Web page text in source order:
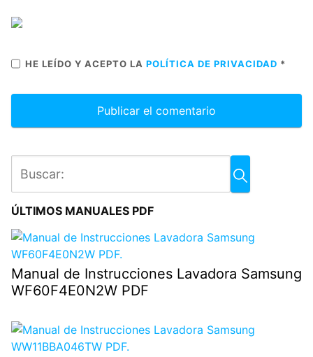
HE LEÍDO Y ACEPTO LA POLÍTICA DE PRIVACIDAD *
ÚLTIMOS MANUALES PDF
Manual de Instrucciones Lavadora Samsung
WF60F4E0N2W PDF